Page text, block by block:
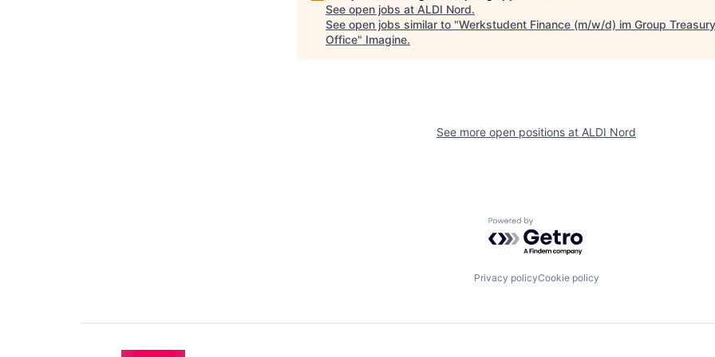
See open jobs at ALDI Nord.
See open jobs similar to "Werkstudent Finance (m/w/d) im Group
Office" Imagine.
See more open positions at ALDI Nord
Powered by Getro.com
Privacy policyCookie policy